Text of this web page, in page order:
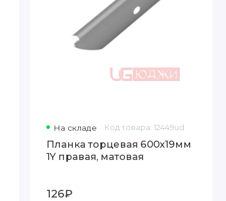
На складе Код товара: 12449ud
Планка торцевая 600х19мм
1Y правая, матовая
126₽